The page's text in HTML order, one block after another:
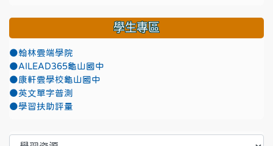
學生專區
●翰林雲端學院
●AILEAD365龜山國中
●康軒雲學校龜山國中
●英文單字普測
●學習扶助評量